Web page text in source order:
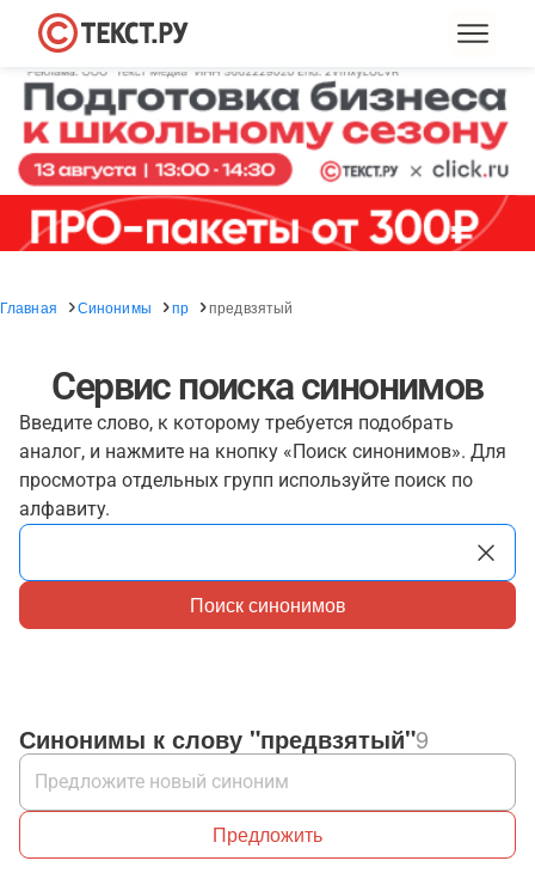
Главная Синонимы пр предвзятый
Сервис поиска синонимов
Введите слово, к которому требуется подобрать
аналог, и нажмите на кнопку «Поиск синонимов». Для
просмотра отдельных групп используйте поиск по
алфавиту.
Поиск синонимов
Синонимы к слову "предвзятый"9
Предложить